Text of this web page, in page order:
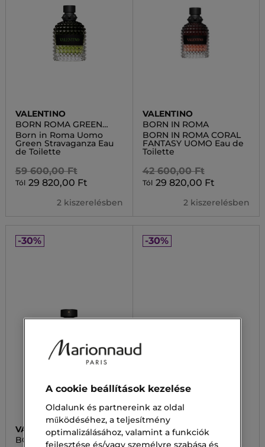
VALENTINO
BORN ROMA GREEN
UOMO
Born in Roma Uomo
Green Stravaganza Eau
de Toilette
59 600,00 Ft
Tól 29 820,00 Ft
2 kiszerelésben
VALENTINO
BORN IN ROMA
BORN IN ROMA CORAL
FANTASY UOMO Eau de
Toilette
42 600,00 Ft
Tól 29 820,00 Ft
2 kiszerelésben
-30%
VALENTINO
BORN IN ROMA UOMO
-30%
VALENTINO
UOMO
A cookie beállítások kezelése
Oldalunk és partnereink az oldal
működéséhez, a teljesítmény
optimalizálásához, valamint a funkciók
fejlesztése és/vagy személyre szabása és